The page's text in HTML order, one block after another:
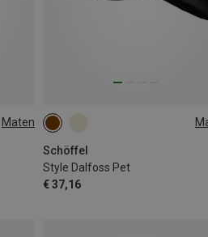
Maten
Schöffel
Style Dalfoss Pet
€ 37,16
M|S